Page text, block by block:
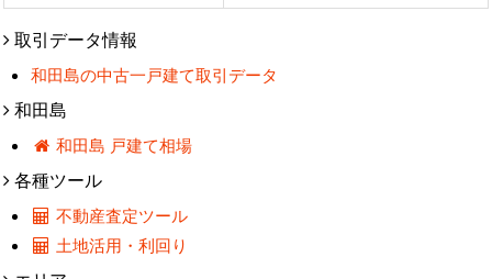
取引データ情報
和田島の中古一戸建て取引データ
和田島
和田島 戸建て相場
各種ツール
不動産査定ツール
土地活用・利回り